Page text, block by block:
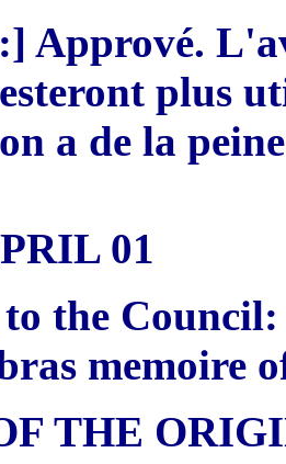
Apprové.
plus
a de la
01
the
memoire
THE